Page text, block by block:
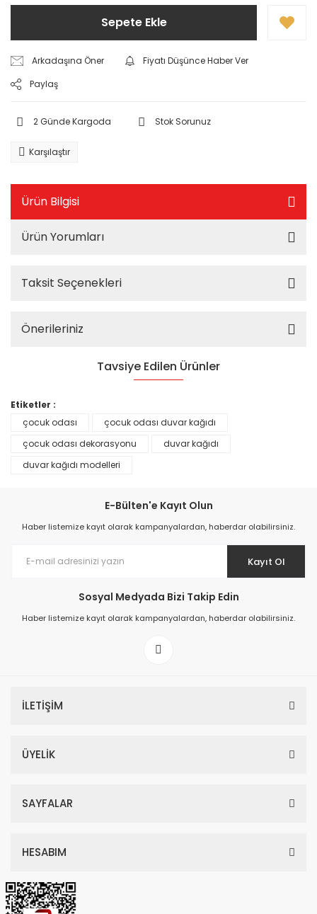
Sepete Ekle
Arkadaşına Öner
Fiyatı Düşünce Haber Ver
Paylaş
2 Günde Kargoda Stok Sorunuz
Karşılaştır
Ürün Bilgisi
Ürün Yorumları
Taksit Seçenekleri
Önerileriniz
Tavsiye Edilen Ürünler
Prime ArtDECO Duvar Kağıdı Tutkalı 500 gr
149,00 TL
Etiketler :
çocuk odası
çocuk odası duvar kağıdı
çocuk odası dekorasyonu
duvar kağıdı
duvar kağıdı modelleri
E-Bülten'e Kayıt Olun
Haber listemize kayıt olarak kampanyalardan, haberdar olabilirsiniz.
Kayıt Ol
Sosyal Medyada Bizi Takip Edin
Haber listemize kayıt olarak kampanyalardan, haberdar olabilirsiniz.
İLETİŞİM
ÜYELİK
SAYFALAR
HESABIM